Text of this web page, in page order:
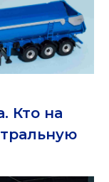
Кто на